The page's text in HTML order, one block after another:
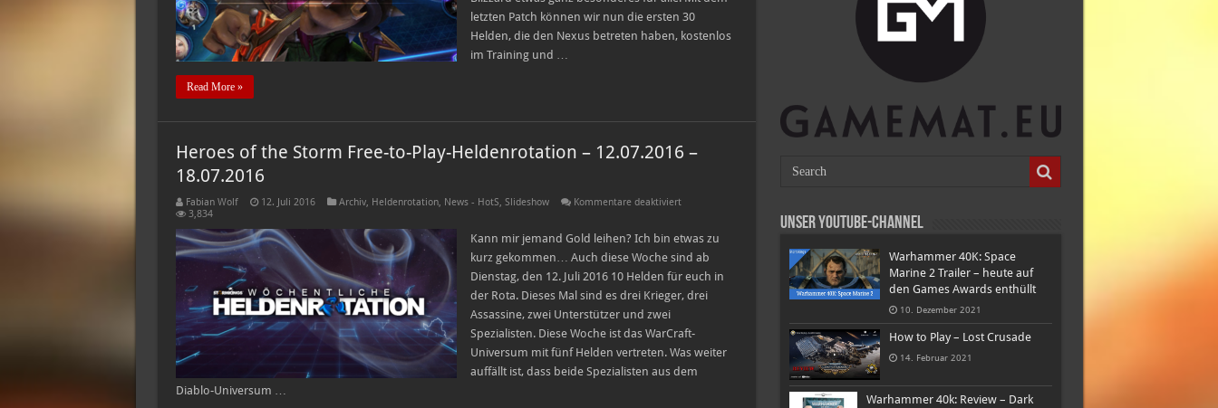
letzten Patch können wir nun die ersten 30
Helden, die den Nexus betreten haben, kostenlos
im Training und …
Read More »
Heroes of the Storm Free-to-Play-Heldenrotation – 12.07.2016 –
18.07.2016
Fabian Wolf 12. Juli 2016 Archiv, Heldenrotation, News - HotS, Slideshow Kommentare deaktiviertfür
the
Free-
to-
Play-
Heldenrotation
–
3,834
Kann mir jemand Gold leihen? Ich bin etwas zu
kurz gekommen… Auch diese Woche sind ab
Dienstag, den 12. Juli 2016 10 Helden für euch in
der Rota. Dieses Mal sind es drei Krieger, drei
Assassine, zwei Unterstützer und zwei
Spezialisten. Diese Woche ist das WarCraft-
Universum mit fünf Helden vertreten. Was weiter
auffällt ist, dass beide Spezialisten aus dem
Diablo-Universum …
Unser Youtube-Channel
Warhammer 40K: Space
Marine 2 Trailer – heute auf
den Games Awards enthüllt
10. Dezember 2021
How to Play – Lost Crusade
14. Februar 2021
Warhammer 40k: Review – Dark